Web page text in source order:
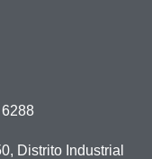
Distrito Industrial